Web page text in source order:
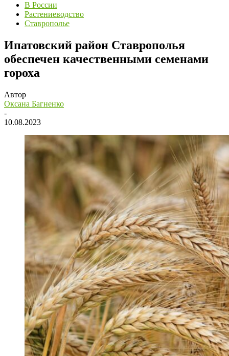
В России
Растениеводство
Ставрополье
Ипатовский район Ставрополья
обеспечен качественными семенами
гороха
Автор
Оксана Багненко
-
10.08.2023